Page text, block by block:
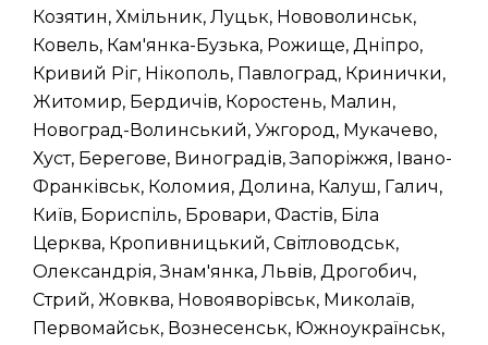
Козятин, Хмільник, Луцьк, Нововолинськ,
Ковель, Кам'янка-Бузька, Рожище, Дніпро,
Кривий Ріг, Нікополь, Павлоград, Кринички,
Житомир, Бердичів, Коростень, Малин,
Новоград-Волинський, Ужгород, Мукачево,
Хуст, Берегове, Виноградів, Запоріжжя, Івано-
Франківськ, Коломия, Долина, Калуш, Галич,
Київ, Бориспіль, Бровари, Фастів, Біла
Церква, Кропивницький, Світловодськ,
Олександрія, Знам'янка, Львів, Дрогобич,
Стрий, Жовква, Новояворівськ, Миколаїв,
Первомайськ, Вознесенськ, Южноукраїнськ,